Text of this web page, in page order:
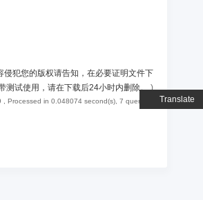
Translate
犯您的版权请告知，在必要证明文件下
测试使用，请在下载后24小时内删除。)
, Processed in 0.048074 second(s), 7 queries .